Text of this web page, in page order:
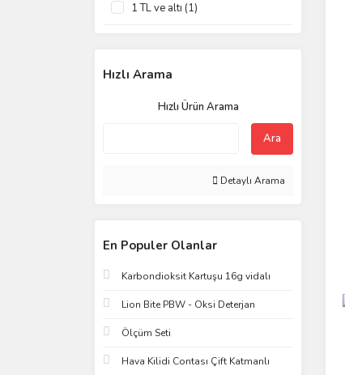
1 TL ve altı (1)
Hızlı Arama
Hızlı Ürün Arama
Ara
Detaylı Arama
En Populer Olanlar
Karbondioksit Kartuşu 16g vidalı
Lion Bite PBW - Oksi Deterjan
Ölçüm Seti
Hava Kilidi Contası Çift Katmanlı